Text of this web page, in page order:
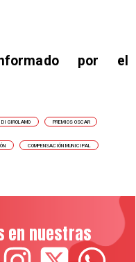
por el
GIROLAMO PREMIOS OSCAR
COMPENSACIÓN MUNICIPAL
en nuestras